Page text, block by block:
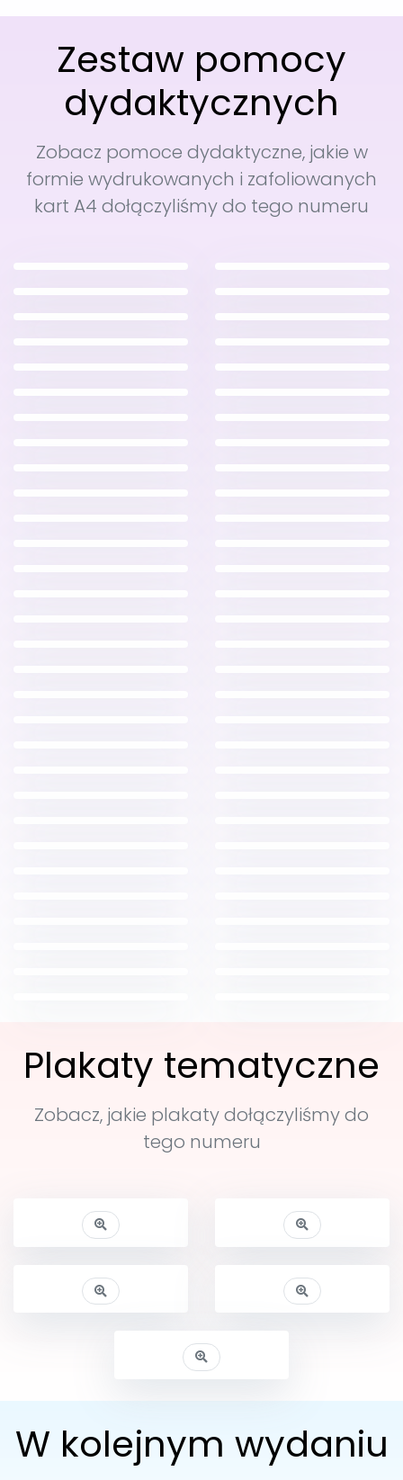
Zestaw pomocy
dydaktycznych
Zobacz pomoce dydaktyczne, jakie w
formie wydrukowanych i zafoliowanych
kart A4 dołączyliśmy do tego numeru
Plakaty tematyczne
Zobacz, jakie plakaty dołączyliśmy do
tego numeru
W kolejnym wydaniu